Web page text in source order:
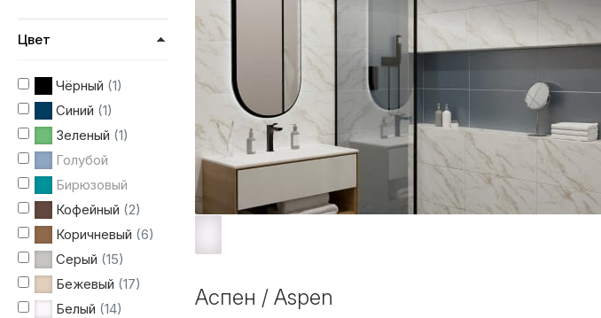
Аспен / Aspen
Цвет
Чёрный (1)
Синий (1)
Зеленый (1)
Голубой
Бирюзовый
Кофейный (2)
Коричневый (6)
Серый (15)
Бежевый (17)
Белый (14)